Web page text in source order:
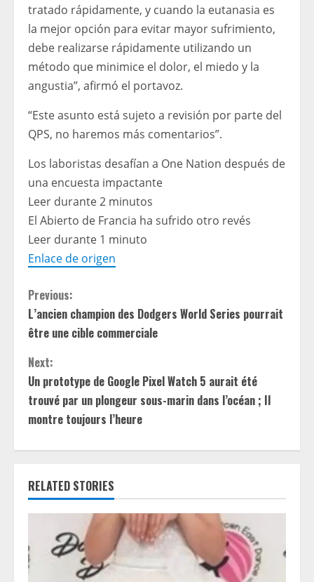
tratado rápidamente, y cuando la eutanasia es
la mejor opción para evitar mayor sufrimiento,
debe realizarse rápidamente utilizando un
método que minimice el dolor, el miedo y la
angustia”, afirmó el portavoz.
“Este asunto está sujeto a revisión por parte del
QPS, no haremos más comentarios”.
Los laboristas desafían a One Nation después de
una encuesta impactante
Leer durante 2 minutos
El Abierto de Francia ha sufrido otro revés
Leer durante 1 minuto
Enlace de origen
C
o
n
t
i
n
u
e
e
Previous:
L’ancien champion des Dodgers World Series pourrait
être une cible commerciale
Next:
Un prototype de Google Pixel Watch 5 aurait été
trouvé par un plongeur sous-marin dans l’océan ; Il
montre toujours l’heure
RELATED STORIES